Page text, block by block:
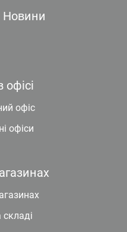
Новини
офісі
офіс
офіси